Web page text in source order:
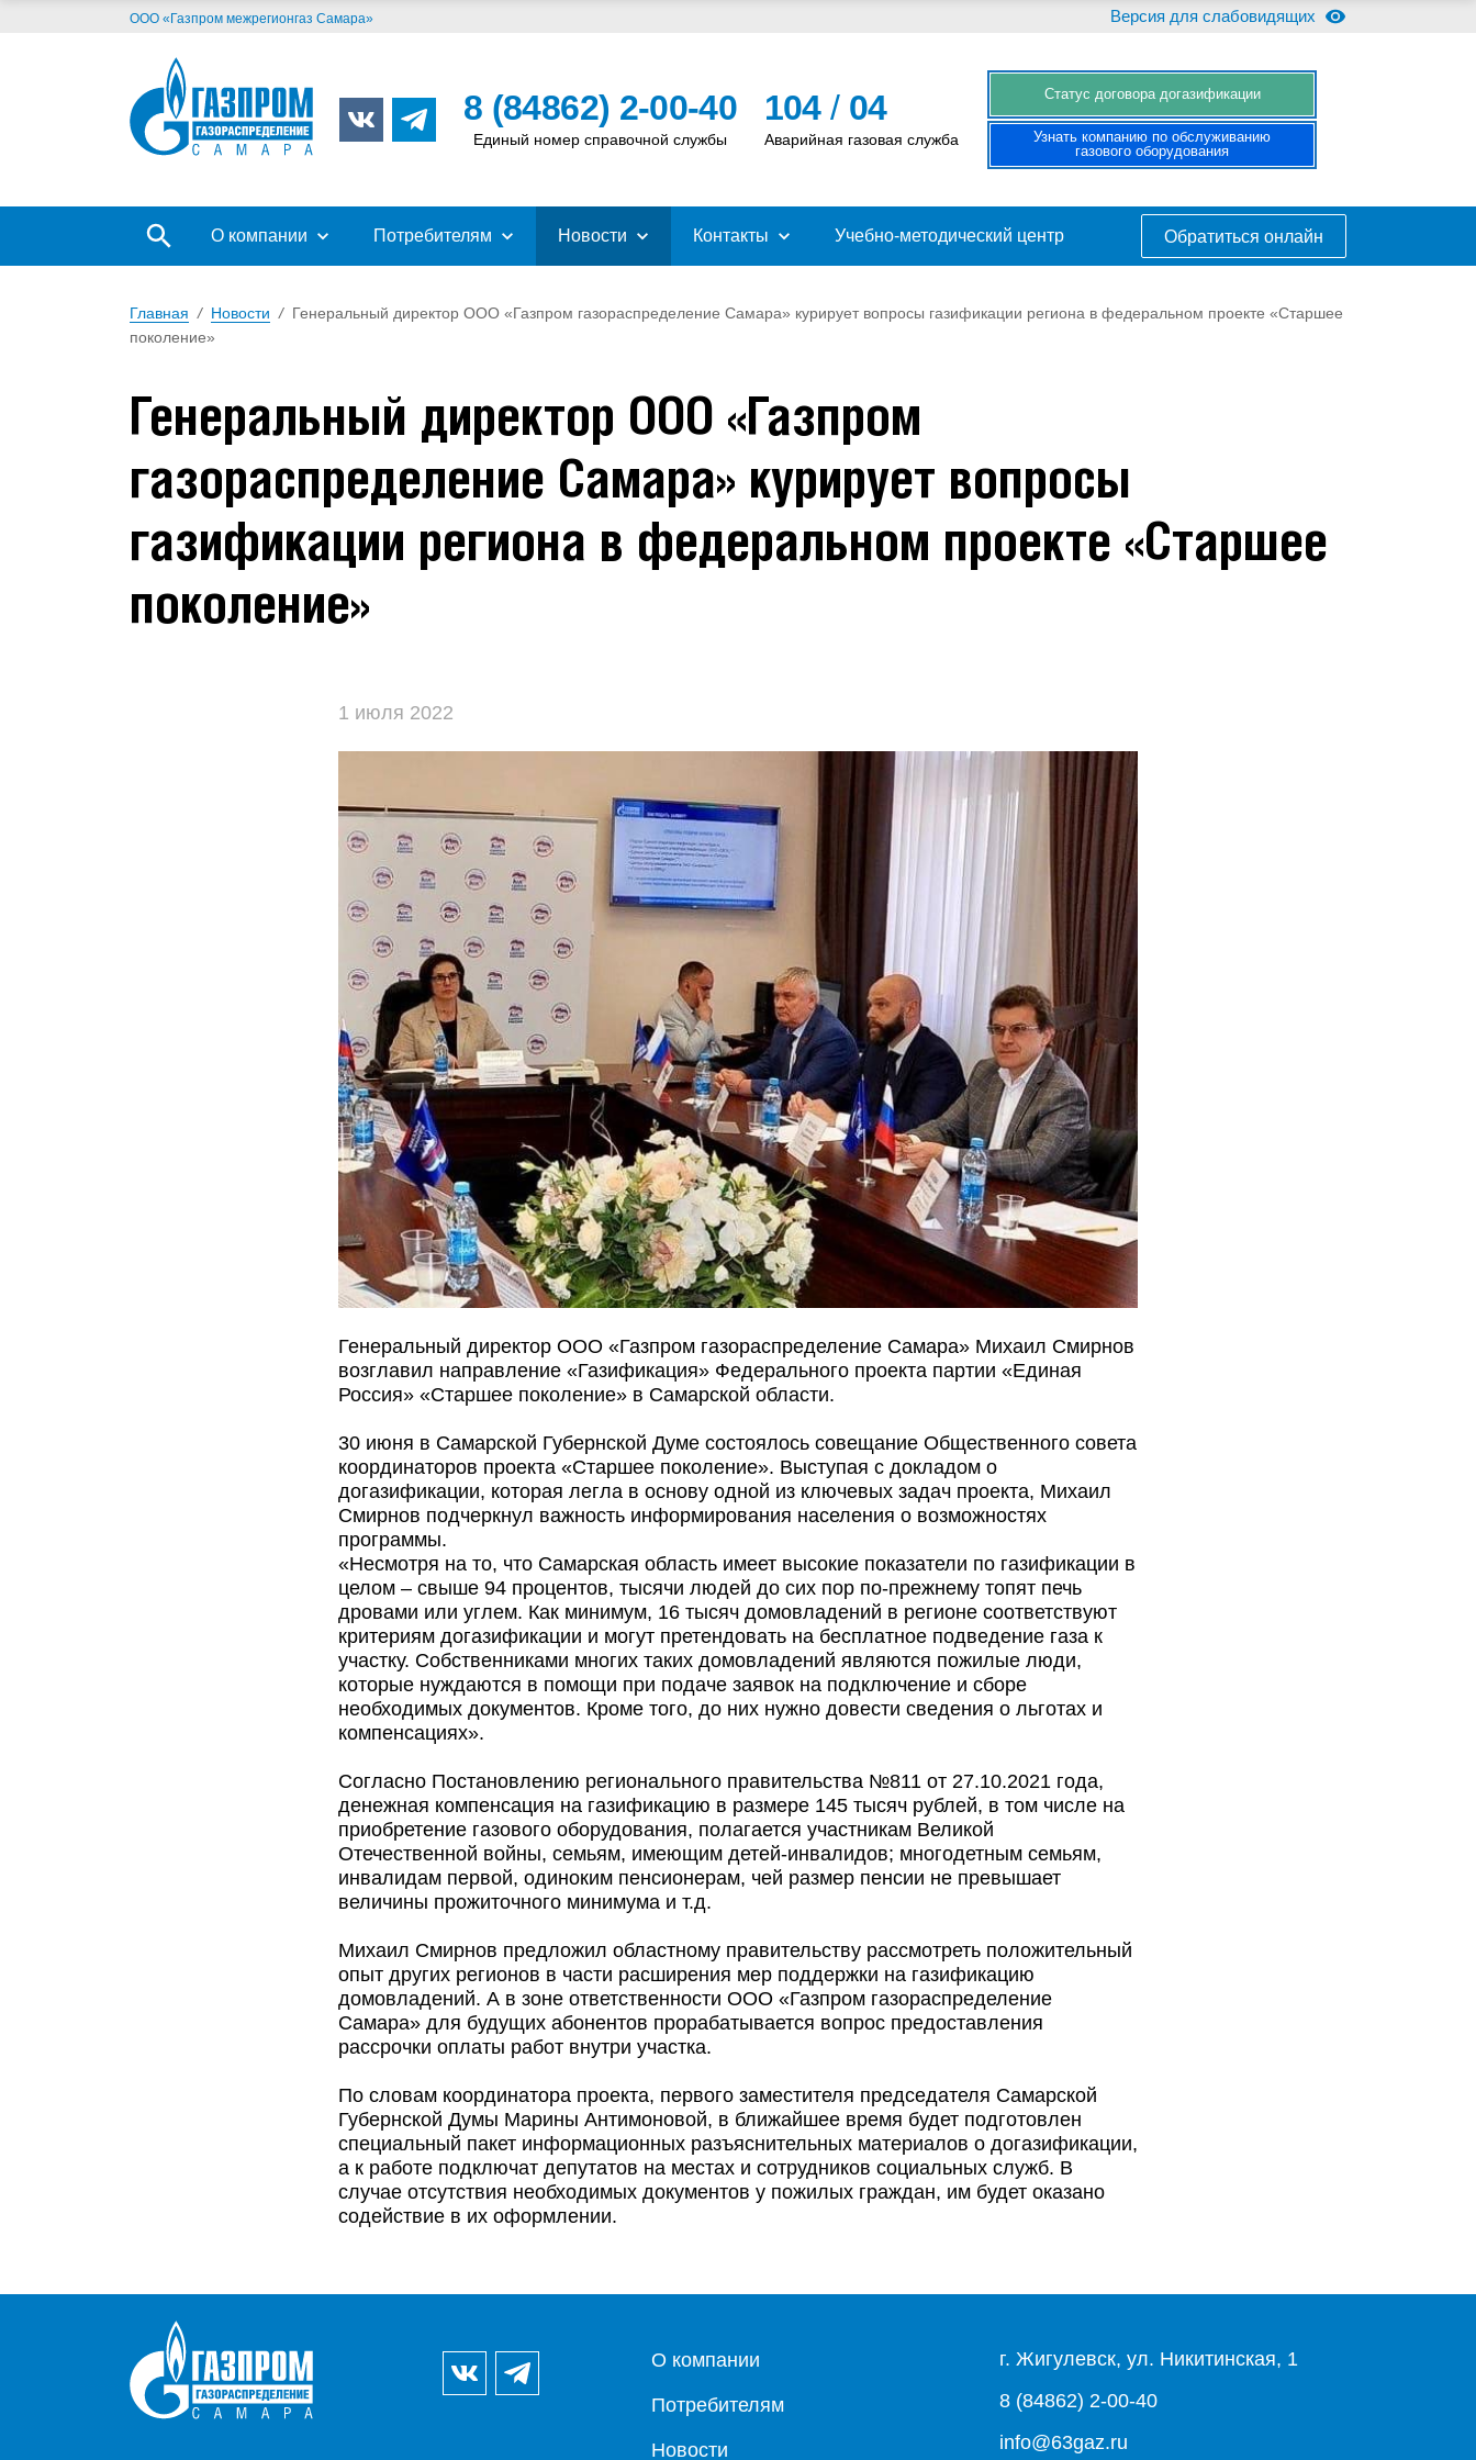
ООО «Газпром межрегионгаз Самара» Версия для слабовидящих
8 (84862) 2-00-40
Единый номер справочной службы
104/ 04
Аварийная газовая служба
Cтатус договора догазификации
Узнать компанию по обслуживанию
газового оборудования
О компании Потребителям Новости Контакты Учебно-методический центр Обратиться онлайн
Главная / Новости / Генеральный директор ООО «Газпром газораспределение Самара» курирует вопросы газификации региона в федеральном проекте «Старшее
поколение»
Генеральный директор ООО «Газпром
газораспределение Самара» курирует вопросы
газификации региона в федеральном проекте «Старшее
поколение»
1 июля 2022
Генеральный директор ООО «Газпром газораспределение Самара» Михаил Смирнов
возглавил направление «Газификация» Федерального проекта партии «Единая
Россия» «Старшее поколение» в Самарской области.
30 июня в Самарской Губернской Думе состоялось совещание Общественного совета
координаторов проекта «Старшее поколение». Выступая с докладом о
догазификации, которая легла в основу одной из ключевых задач проекта, Михаил
Смирнов подчеркнул важность информирования населения о возможностях
программы.
«Несмотря на то, что Самарская область имеет высокие показатели по газификации в
целом – свыше 94 процентов, тысячи людей до сих пор по-прежнему топят печь
дровами или углем. Как минимум, 16 тысяч домовладений в регионе соответствуют
критериям догазификации и могут претендовать на бесплатное подведение газа к
участку. Собственниками многих таких домовладений являются пожилые люди,
которые нуждаются в помощи при подаче заявок на подключение и сборе
необходимых документов. Кроме того, до них нужно довести сведения о льготах и
компенсациях».
Согласно Постановлению регионального правительства №811 от 27.10.2021 года,
денежная компенсация на газификацию в размере 145 тысяч рублей, в том числе на
приобретение газового оборудования, полагается участникам Великой
Отечественной войны, семьям, имеющим детей-инвалидов; многодетным семьям,
инвалидам первой, одиноким пенсионерам, чей размер пенсии не превышает
величины прожиточного минимума и т.д.
Михаил Смирнов предложил областному правительству рассмотреть положительный
опыт других регионов в части расширения мер поддержки на газификацию
домовладений. А в зоне ответственности ООО «Газпром газораспределение
Самара» для будущих абонентов прорабатывается вопрос предоставления
рассрочки оплаты работ внутри участка.
По словам координатора проекта, первого заместителя председателя Самарской
Губернской Думы Марины Антимоновой, в ближайшее время будет подготовлен
специальный пакет информационных разъяснительных материалов о догазификации,
а к работе подключат депутатов на местах и сотрудников социальных служб. В
случае отсутствия необходимых документов у пожилых граждан, им будет оказано
содействие в их оформлении.
О компании
Потребителям
Новости
г. Жигулевск, ул. Никитинская, 1
8 (84862) 2-00-40
info@63gaz.ru